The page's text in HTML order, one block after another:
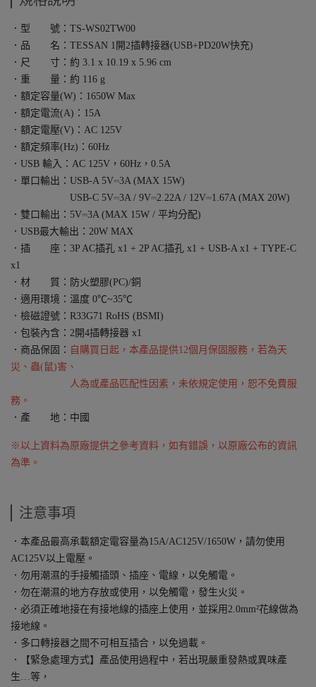
．型 號：TS-WS02TW00
．品 名：TESSAN 1開2插轉接器(USB+PD20W快充)
．尺 寸：約 3.1 x 10.19 x 5.96 cm
．重 量：約 116 g
．額定容量(W)：1650W Max
．額定電流(A)：15A
．額定電壓(V)：AC 125V
．額定頻率(Hz)：60Hz
．USB 輸入：AC 125V，60Hz，0.5A
．單口輸出：USB-A 5V⎓3A (MAX 15W)
USB-C 5V⎓3A / 9V⎓2.22A / 12V⎓1.67A (MAX 20W)
．雙口輸出：5V⎓3A (MAX 15W / 平均分配)
．USB最大輸出：20W MAX
．插 座：3P AC插孔 x1 + 2P AC插孔 x1 + USB-A x1 + TYPE-C
x1
．材 質：防火塑膠(PC)/銅
．適用環境：溫度 0℃~35℃
．檢磁證號：R33G71 RoHS (BSMI)
．包裝內含：2開4插轉接器 x1
．商品保固： 自購買日起，本產品提供12個月保固服務，若為天
災、蟲(鼠)害、
人為或產品匹配性因素，未依規定使用，恕不免費服
務。
．產 地：中國
※以上資料為原廠提供之參考資料，如有錯誤，以原廠公布的資訊
為準。
注意事項
．本產品最高承載額定電容量為15A/AC125V/1650W，請勿使用
AC125V以上電壓。
．勿用潮濕的手接觸插頭、插座、電線，以免觸電。
．勿在潮濕的地方存放或使用，以免觸電，發生火災。
．必須正確地接在有接地線的插座上使用，並採用2.0mm²花線做為
接地線。
．多口轉接器之間不可相互插合，以免過載。
．【緊急處理方式】產品使用過程中，若出現嚴重發熱或異味產
生…等，